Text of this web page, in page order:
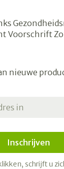
Voorschrift
nieuwe
Inschrijven
schrijft u